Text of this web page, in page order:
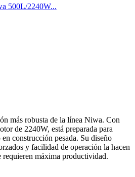
500L/2240W...
más robusta de la línea Niwa. Con
de 2240W, está preparada para
construcción pesada. Su diseño
y facilidad de operación la hacen
requieren máxima productividad.